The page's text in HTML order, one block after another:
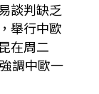
談判缺乏
舉行中歐
在周二
調中歐一